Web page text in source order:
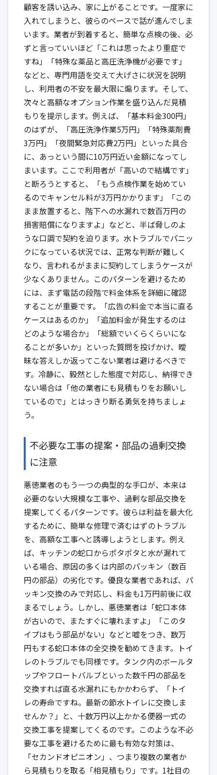
顧客を誘い込み、家に上がることです。一度家に
入れてしまうと、彼らのペースで話が進んでしま
います。業者が到着すると、簡単な点検の後、必
ずと言っていいほど「これは思ったより重症で
すね」「特殊な薬品と高圧洗浄機が必要です」
などと、専門用語を交えて大げさに状況を説明
し、利用者の不安を最大限に煽ります。そして、
次々と高額なオプション作業を盛り込んだ見積
もりを提示します。例えば、「基本料金300円」
のはずが、「高圧洗浄作業5万円」「特殊薬剤費
3万円」「夜間緊急対応費2万円」といった具合
に、あっという間に10万円近い金額になってし
まいます。ここで利用者が「高いので結構です」
と断ろうとすると、「もう点検作業を始めてい
るのでキャンセル料が3万円かかります」「この
まま放置すると、階下への水漏れで数百万円の
損害賠償になりますよ」などと、半ば脅しのよ
うな口調で契約を迫ります。水トラブルでパニッ
クになっている状況では、正常な判断が難しく
なり、言われるがままに契約してしまうケースが
少なくありません。このパターンを避けるため
には、まず電話の段階で料金体系を詳細に確認
することが重要です。「広告の料金で本当に直る
ケースはあるのか」「追加料金が発生するのは
どのような場合か」「総額でいくらくらいにな
ることが多いか」といった質問を投げかけ、曖
昧な答えしか返ってこない業者は避けるべきで
す。冷静に、毅然とした態度で対応し、納得でき
ない場合は「他の業者にも見積もりをお願いし
ているので」とはっきり断る勇気を持ちましょ
う。
不必要な工事の提案・部品の過剰交換
に注意
悪徳業者のもう一つの典型的な手口が、本来は
必要のない大規模な工事や、過剰な部品交換を
提案してくるパターンです。彼らは利益を最大化
するために、簡単な修理で済むはずのトラブル
を、高額な工事へと誘導しようとします。例え
ば、キッチンの蛇口からポタポタと水が漏れて
いる場合、原因の多くは内部のパッキン（数百
円の部品）の劣化です。優良な業者であれば、パ
ッキン交換のみで対応し、料金も1万円前後に収
まるでしょう。しかし、悪徳業者は「蛇口本体
が古いので、またすぐに壊れますよ」「このタ
イプはもう部品がない」などと嘘をつき、数万
円もする蛇口本体の全交換を勧めてきます。トイ
レのトラブルでも同様です。タンク内のボールタ
ップやフロートバルブといった数千円の部品を
交換すれば直る水漏れにもかかわらず、「トイ
レの寿命ですね。最新の節水トイレに交換しま
せんか？」と、十数万円以上かかる便器一式の
交換工事を提案してくるのです。このような不必
要な工事を避けるために最も有効な対策は、
「セカンドオピニオン」、つまり複数の業者か
ら見積もりを取る「相見積もり」です。1社目の